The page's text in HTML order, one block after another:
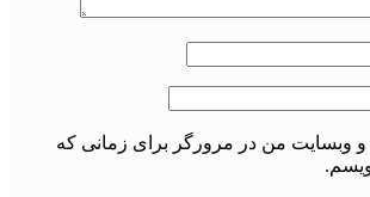
و وبسایت من در مرورگر برای زمانی که